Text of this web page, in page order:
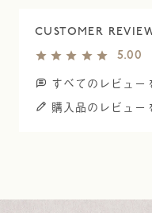
5.00
すべてのレビュー
購入品のレビュー